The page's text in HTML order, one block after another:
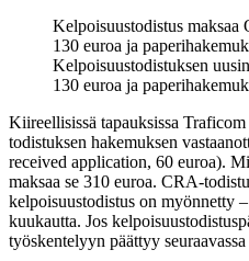
Kelpoisuustodistus maksaa
130 euroa ja
Kelpoisuustodistuksen
130 euroa ja
Kiireellisissä tapauksissa
todistuksen hakemuksen
received application, 60 euroa).
maksaa se 310 euroa. CRA-
kelpoisuustodistus on myönnetty
kuukautta. Jos
työskentelyyn päättyy seuraavassa